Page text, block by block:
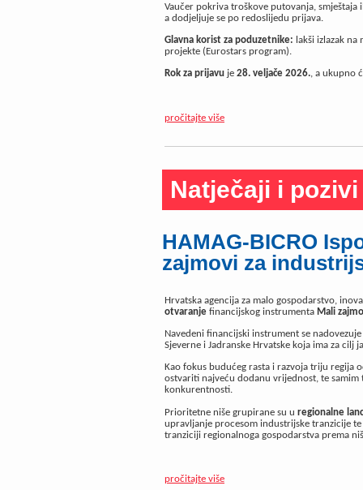
Vaučer pokriva troškove putovanja, smještaja
a dodjeljuje se po redoslijedu prijava.
Glavna korist za poduzetnike: lakši izlazak
projekte (Eurostars program).
Rok za prijavu je 28. veljače 2026., a ukupno
pročitajte više
Natječaji i pozivi
HAMAG-BICRO
zajmovi za
Hrvatska agencija za malo gospodarstvo,
otvaranje financijskog instrumenta Mali
Navedeni financijski instrument se
Sjeverne i Jadranske Hrvatske koja ima za cilj
Kao fokus budućeg rasta i razvoja triju regija
ostvariti najveću dodanu vrijednost, te
konkurentnosti.
Prioritetne niše grupirane su u regionalne
upravljanje procesom industrijske tranzicije
tranziciji regionalnoga gospodarstva prema
pročitajte više